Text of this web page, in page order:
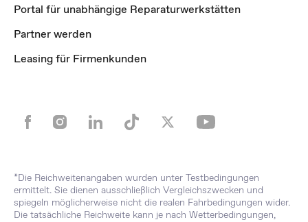
Portal für unabhängige Reparaturwerkstätten
Partner werden
Leasing für Firmenkunden
*Die Reichweitenangaben wurden unter Testbedingungen
ermittelt. Sie dienen ausschließlich Vergleichszwecken und
spiegeln möglicherweise nicht die realen Fahrbedingungen wider.
Die tatsächliche Reichweite kann je nach Wetterbedingungen,